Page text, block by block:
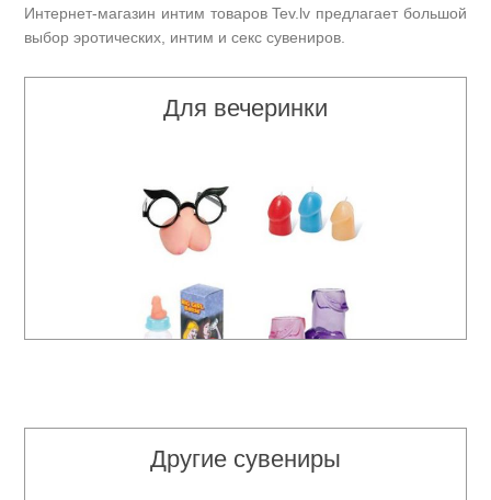
Интернет-магазин интим товаров Tev.lv предлагает большой
выбор эротических, интим и секс сувениров.
Для вечеринки
Другие сувениры